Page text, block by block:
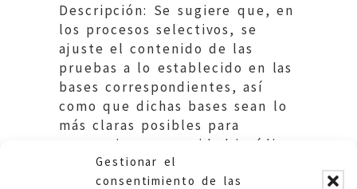
Gestionar el
consentimiento de las
Descripción: Se sugiere que, en
los procesos selectivos, se
ajuste el contenido de las
pruebas a lo establecido en las
bases correspondientes, así
como que dichas bases sean lo
más claras posibles para
proporcionar seguridad jurídica
a los opositores.